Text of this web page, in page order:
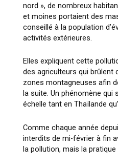
nord », de nombreux
et moines portaient des
conseillé à la population
activités extérieures.
Elles expliquent cette
des agriculteurs qui brûlent
zones montagneuses afin
la suite. Un phénomène qui
échelle tant en Thaïlande
Comme chaque année
interdits de mi-février à fin
la pollution, mais la